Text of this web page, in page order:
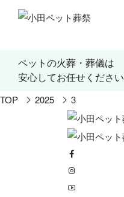
ペットの火葬・葬儀は
安心してお任せください
TOP 2025 3